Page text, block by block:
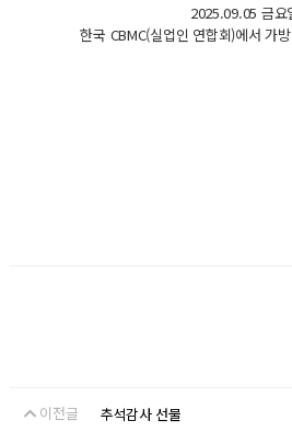
2025.09.05 금요
한국 CBMC(실업인 연합회)에서 가
이전글 추석감사 선물